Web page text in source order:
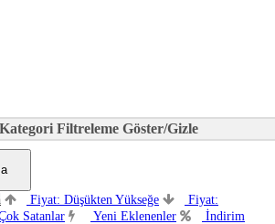
Filtreleme Göster/Gizle
Fiyat: Düşükten Yükseğe
Fiyat:
Satanlar Yeni Eklenenler
İndirim